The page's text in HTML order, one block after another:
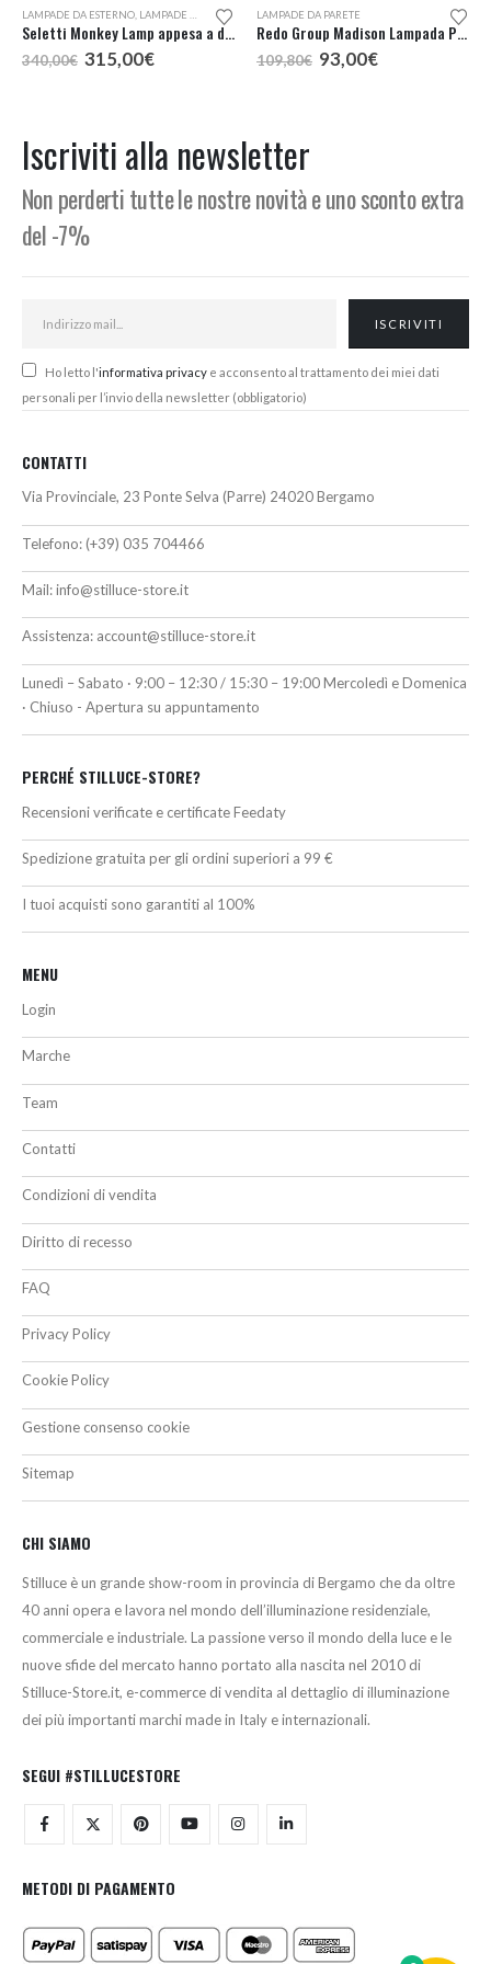
LAMPADE DA ESTERNO LAMPADE DA PARETE
Seletti Monkey Lamp appesa a destra lampada da esterno
340,00€ Il
prezzo
315,00€Il
LAMPADE DA PARETE
Redo Group Madison Lampada Parete LED 1 Luce
109,80€ Il
prezzo
93,00€Il
Iscriviti alla newsletter
Non perderti tutte le nostre novità e uno sconto extra
del -7%
Ho letto l'informativa privacy e acconsento al trattamento dei miei dati
personali per l’invio della newsletter (obbligatorio)
CONTATTI
Via Provinciale, 23 Ponte Selva (Parre) 24020 Bergamo
Telefono: (+39) 035 704466
Mail:info@stilluce-store.it
Assistenza: account@stilluce-store.it
Lunedì – Sabato · 9:00 – 12:30 / 15:30 – 19:00 Mercoledì e Domenica
· Chiuso - Apertura su appuntamento
PERCHÉ STILLUCE-STORE?
Recensioni verificate e certificate Feedaty
Spedizione gratuita per gli ordini superiori a 99 €
I tuoi acquisti sono garantiti al 100%
MENU
Login
Marche
Team
Contatti
Condizioni di vendita
Diritto di recesso
FAQ
Privacy Policy
Cookie Policy
Gestione consenso cookie
Sitemap
CHI SIAMO
Stilluce è un grande show-room in provincia di Bergamo che da oltre
40 anni opera e lavora nel mondo dell’illuminazione residenziale,
commerciale e industriale. La passione verso il mondo della luce e le
nuove sfide del mercato hanno portato alla nascita nel 2010 di
Stilluce-Store.it, e-commerce di vendita al dettaglio di illuminazione
dei più importanti marchi made in Italy e internazionali.
SEGUI #STILLUCESTORE
METODI DI PAGAMENTO